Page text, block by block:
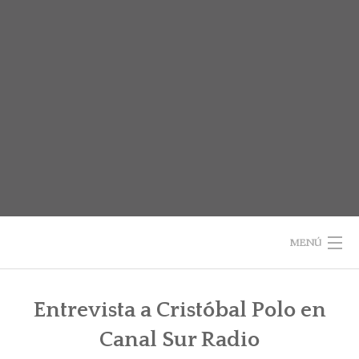
MENÚ
SOBRE EL LIBRO
Entrevista a Cristóbal Polo en
Canal Sur Radio